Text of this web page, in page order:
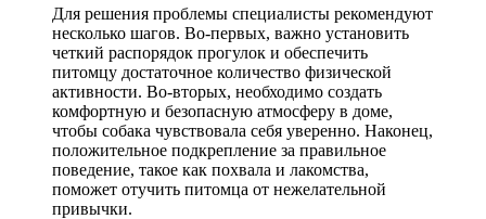
Для решения проблемы специалисты рекомендуют
несколько шагов. Во-первых, важно установить
четкий распорядок прогулок и обеспечить
питомцу достаточное количество физической
активности. Во-вторых, необходимо создать
комфортную и безопасную атмосферу в доме,
чтобы собака чувствовала себя уверенно. Наконец,
положительное подкрепление за правильное
поведение, такое как похвала и лакомства,
поможет отучить питомца от нежелательной
привычки.